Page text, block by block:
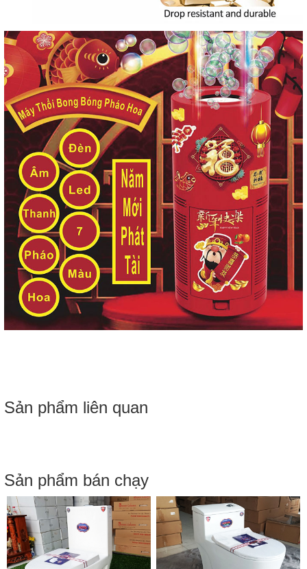
Sản phẩm liên quan
Sản phẩm bán chạy